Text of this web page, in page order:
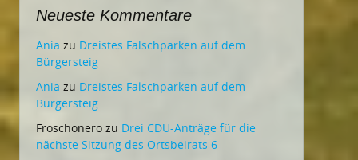
Neueste Kommentare
Ania zu Dreistes Falschparken auf dem
Bürgersteig
Ania zu Dreistes Falschparken auf dem
Bürgersteig
Froschonero zu Drei CDU-Anträge für die
nächste Sitzung des Ortsbeirats 6